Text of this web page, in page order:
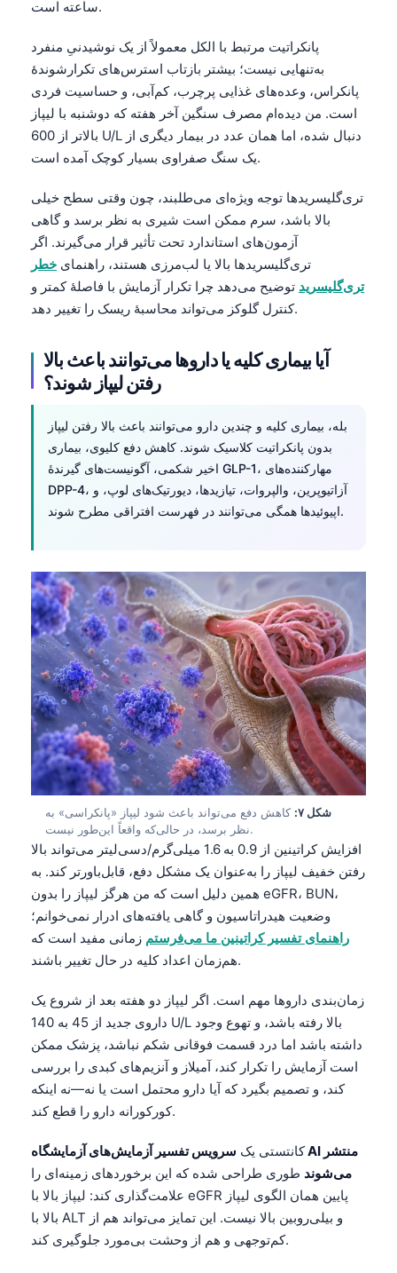
ساعته است.
پانکراتیت مرتبط با الکل معمولاً از یک نوشیدنیِ منفرد
به‌تنهایی نیست؛ بیشتر بازتاب استرس‌های تکرارشوندهٔ
پانکراس، وعده‌های غذایی پرچرب، کم‌آبی، و حساسیت فردی
است. من دیده‌ام مصرف سنگین آخر هفته که دوشنبه با لیپاز
بالاتر از 600 U/L دنبال شده، اما همان عدد در بیمار دیگری از
یک سنگ صفراوی بسیار کوچک آمده است.
تری‌گلیسریدها توجه ویژه‌ای می‌طلبند، چون وقتی سطح خیلی
بالا باشد، سرم ممکن است شیری به نظر برسد و گاهی
آزمون‌های استاندارد تحت تأثیر قرار می‌گیرند. اگر
تری‌گلیسریدها بالا یا لب‌مرزی هستند، راهنمای خطر
تری‌گلیسرید توضیح می‌دهد چرا تکرار آزمایش با فاصلهٔ کمتر و
کنترل گلوکز می‌تواند محاسبهٔ ریسک را تغییر دهد.
آیا بیماری کلیه یا داروها می‌توانند باعث بالا
رفتن لیپاز شوند؟
بله، بیماری کلیه و چندین دارو می‌توانند باعث بالا رفتن لیپاز
بدون پانکراتیت کلاسیک شوند. کاهش دفع کلیوی، بیماری
اخیر شکمی، آگونیست‌های گیرندهٔ GLP-1، مهارکننده‌های
DPP-4، آزاتیوپرین، والپروات، تیازیدها، دیورتیک‌های لوپ، و
اپیوئیدها همگی می‌توانند در فهرست افتراقی مطرح شوند.
شکل ۷:
کاهش دفع می‌تواند باعث شود لیپاز «پانکراسی» به
نظر برسد، در حالی‌که واقعاً این‌طور نیست.
افزایش کراتینین از 0.9 به 1.6 میلی‌گرم/دسی‌لیتر می‌تواند بالا
رفتن خفیف لیپاز را به‌عنوان یک مشکل دفع، قابل‌باورتر کند. به
همین دلیل است که من هرگز لیپاز را بدون eGFR، BUN،
وضعیت هیدراتاسیون و گاهی یافته‌های ادرار نمی‌خوانم؛
راهنمای تفسیر کراتینین ما می‌فرستم زمانی مفید است که
هم‌زمان اعداد کلیه در حال تغییر باشند.
زمان‌بندی داروها مهم است. اگر لیپاز دو هفته بعد از شروع یک
داروی جدید از 45 به 140 U/L بالا رفته باشد، و تهوع وجود
داشته باشد اما درد قسمت فوقانی شکم نباشد، پزشک ممکن
است آزمایش را تکرار کند، آمیلاز و آنزیم‌های کبدی را بررسی
کند، و تصمیم بگیرد که آیا دارو محتمل است یا نه—نه اینکه
کورکورانه دارو را قطع کند.
کانتستی یک سرویس تفسیر آزمایش‌های آزمایشگاه AI منتشر
می‌شوند طوری طراحی شده که این برخوردهای زمینه‌ای را
علامت‌گذاری کند: لیپاز بالا با eGFR پایین همان الگوی لیپاز
بالا با ALT و بیلی‌روبین بالا نیست. این تمایز می‌تواند هم از
کم‌توجهی و هم از وحشت بی‌مورد جلوگیری کند.
Македонски јазик
Euskara
Gàidhlig
Occitan
Afrikaans
Монгол
ພາສາລາວ
Basa Jawa
ئۇيغۇرچە
Кыргызча
Татар теле
Беларуская мова
Esperanto
Frysk
Ślōnskŏ gŏdka
Norsk bokmål